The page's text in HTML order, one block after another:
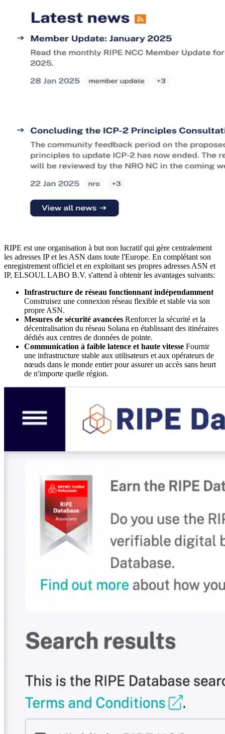
RIPE est une organisation à but non lucratif qui gère centralement
les adresses IP et les ASN dans toute l'Europe. En complétant son
enregistrement officiel et en exploitant ses propres adresses ASN et
IP, ELSOUL LABO B.V. s'attend à obtenir les avantages suivants:
Infrastructure de réseau fonctionnant indépendamment
Construisez une connexion réseau flexible et stable via son
propre ASN.
Mesures de sécurité avancées Renforcer la sécurité et la
décentralisation du réseau Solana en établissant des itinéraires
dédiés aux centres de données de pointe.
Communication à faible latence et haute vitesse Fournir
une infrastructure stable aux utilisateurs et aux opérateurs de
nœuds dans le monde entier pour assurer un accès sans heurt
de n'importe quelle région.